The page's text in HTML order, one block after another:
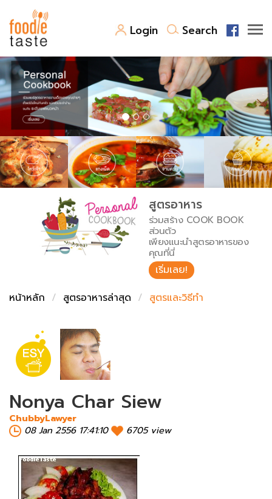
Login Search
สูตรอาหาร
สูตรอาหารล่าสุด
Top Foodie
พาไปชิม
สารพันก้นครัว
เคล็ดลับน่ารู้
เปรียบเทียบหน่วยการตวง
เปรียบเทียบอุณหภูมิ
เปรียบเทียบน้ำหนักวัตถุดิบ
FoodPedia
สร้าง Cookbook
สูตรอาหาร
ร่วมสร้าง COOK BOOK
ส่วนตัว
เพียงแนะนำสูตรอาหารของ
คุณที่นี่
เริ่มเลย!
หน้าหลัก
สูตรอาหารล่าสุด สูตรและวิธีทำ
Nonya Char Siew
ChubbyLawyer
08 Jan 2556 17:41:10
6705 view